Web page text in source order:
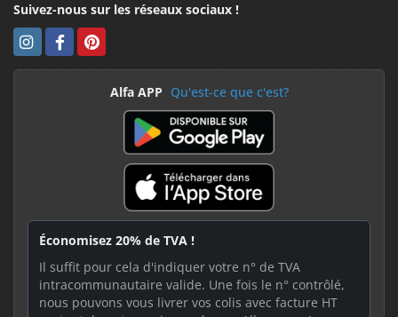
Suivez-nous sur les réseaux sociaux !
Alfa APP Qu'est-ce que c'est?
Économisez 20% de TVA !
Il suffit pour cela d'indiquer votre n° de TVA
intracommunautaire valide. Une fois le n° contrôlé,
nous pouvons vous livrer vos colis avec facture HT